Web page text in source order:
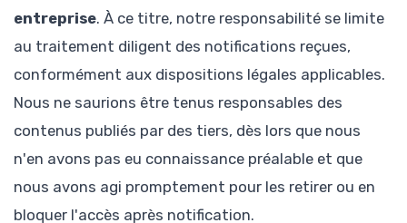
entreprise. À ce titre, notre responsabilité se limite
au traitement diligent des notifications reçues,
conformément aux dispositions légales applicables.
Nous ne saurions être tenus responsables des
contenus publiés par des tiers, dès lors que nous
n'en avons pas eu connaissance préalable et que
nous avons agi promptement pour les retirer ou en
bloquer l'accès après notification.